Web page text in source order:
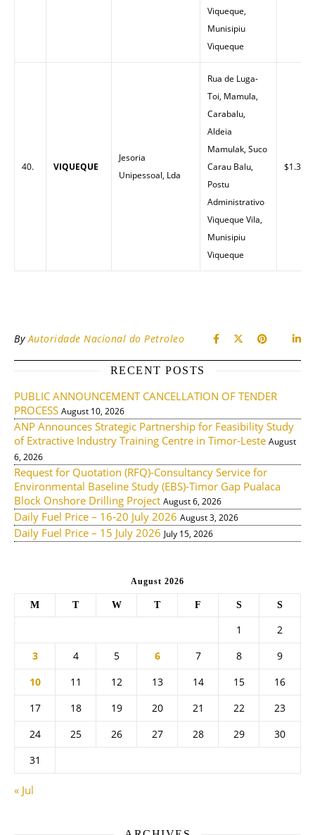
Viqueque,
Munisipiu
Viqueque
40. VIQUEQUE
Jesoria
Unipessoal, Lda
Rua de Luga-
Toi, Mamula,
Carabalu,
Aldeia
Mamulak, Suco
Carau Balu,
Postu
Administrativo
Viqueque Vila,
Munisipiu
Viqueque
$1.35
ByAutoridade Nacional do Petroleo
RECENT POSTS
PUBLIC ANNOUNCEMENT CANCELLATION OF TENDER
PROCESS August 10, 2026
ANP Announces Strategic Partnership for Feasibility Study
of Extractive Industry Training Centre in Timor-Leste August
6, 2026
Request for Quotation (RFQ)-Consultancy Service for
Environmental Baseline Study (EBS)-Timor Gap Pualaca
Block Onshore Drilling Project August 6, 2026
Daily Fuel Price – 16-20 July 2026 August 3, 2026
Daily Fuel Price – 15 July 2026 July 15, 2026
August 2026
M T W T F S S
1
2
3
4 5 6 7 8
9
10
11 12 13 14 15
16
17
18 19 20 21 22
23
24
25 26 27 28 29
30
31
« Jul